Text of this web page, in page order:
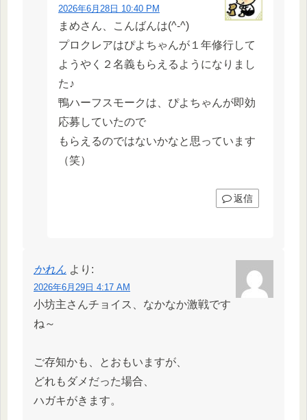
2026年6月28日 10:40 PM
まめさん、こんばんは(^-^)
プロクレアはぴよちゃんが１年修行して
ようやく２名義もらえるようになりまし
た♪
鴨ハーフスモークは、ぴよちゃんが即効
応募していたので
もらえるのではないかなと思っています
（笑）
返信
かれん より:
2026年6月29日 4:17 AM
小坊主さんチョイス、なかなか激戦です
ね～
ご存知かも、とおもいますが、
どれもダメだった場合、
ハガキがきます。